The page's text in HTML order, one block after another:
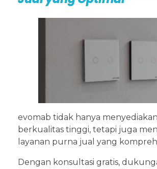
evomab tidak hanya
berkualitas tinggi, tetapi juga
layanan purna jual yang
Dengan konsultasi gratis,